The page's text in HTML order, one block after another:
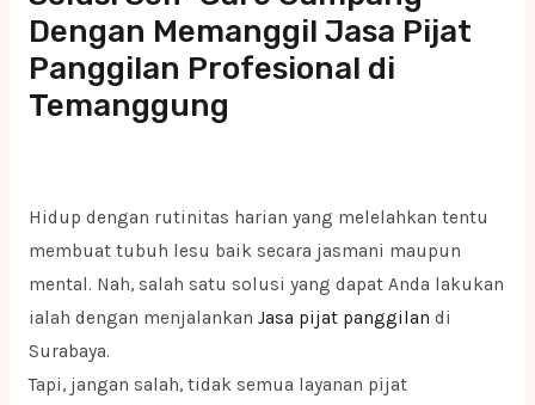
Dengan Memanggil Jasa Pijat
Panggilan Profesional di
Temanggung
Hidup dengan rutinitas harian yang melelahkan tentu
membuat tubuh lesu baik secara jasmani maupun
mental. Nah, salah satu solusi yang dapat Anda lakukan
ialah dengan menjalankan Jasa pijat panggilan di
Surabaya.
Tapi, jangan salah, tidak semua layanan pijat